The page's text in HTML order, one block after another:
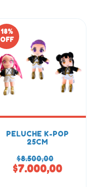
18%
OFF
PELUCHE K-POP
25CM
$8.500,00
$7.000,00